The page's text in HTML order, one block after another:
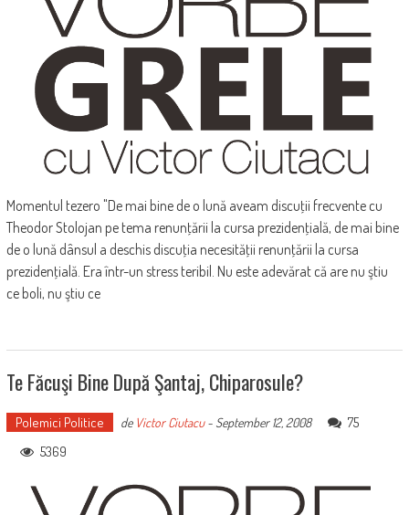
Momentul tezero "De mai bine de o lună aveam discuţii frecvente cu
Theodor Stolojan pe tema renunţării la cursa prezidenţială, de mai bine
de o lună dânsul a deschis discuţia necesităţii renunţării la cursa
prezidenţială. Era într-un stress teribil. Nu este adevărat că are nu ştiu
ce boli, nu ştiu ce
Te Făcuşi Bine După Şantaj, Chiparosule?
Polemici Politice de Victor Ciutacu- September 12, 2008
75
5369